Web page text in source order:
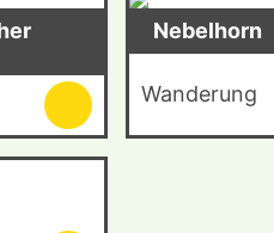
Nebelhorn
Wanderung